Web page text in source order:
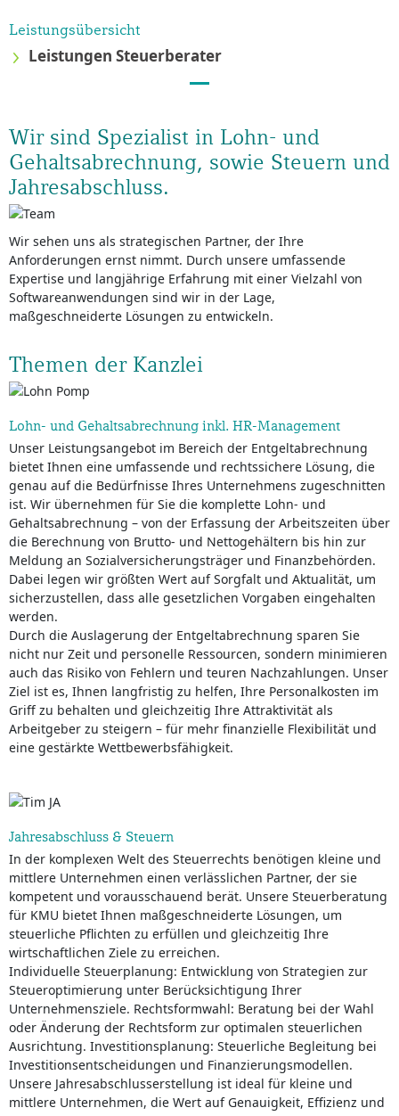
Leistungsübersicht
Leistungen Steuerberater
Wir sind Spezialist in Lohn- und
Gehaltsabrechnung, sowie Steuern und
Jahresabschluss.
Wir sehen uns als strategischen Partner, der Ihre
Anforderungen ernst nimmt. Durch unsere umfassende
Expertise und langjährige Erfahrung mit einer Vielzahl von
Softwareanwendungen sind wir in der Lage,
maßgeschneiderte Lösungen zu entwickeln.
Themen der Kanzlei
Lohn- und Gehaltsabrechnung inkl. HR-Management
Unser Leistungsangebot im Bereich der Entgeltabrechnung
bietet Ihnen eine umfassende und rechtssichere Lösung, die
genau auf die Bedürfnisse Ihres Unternehmens zugeschnitten
ist. Wir übernehmen für Sie die komplette Lohn- und
Gehaltsabrechnung – von der Erfassung der Arbeitszeiten über
die Berechnung von Brutto- und Nettogehältern bis hin zur
Meldung an Sozialversicherungsträger und Finanzbehörden.
Dabei legen wir größten Wert auf Sorgfalt und Aktualität, um
sicherzustellen, dass alle gesetzlichen Vorgaben eingehalten
werden.
Durch die Auslagerung der Entgeltabrechnung sparen Sie
nicht nur Zeit und personelle Ressourcen, sondern minimieren
auch das Risiko von Fehlern und teuren Nachzahlungen. Unser
Ziel ist es, Ihnen langfristig zu helfen, Ihre Personalkosten im
Griff zu behalten und gleichzeitig Ihre Attraktivität als
Arbeitgeber zu steigern – für mehr finanzielle Flexibilität und
eine gestärkte Wettbewerbsfähigkeit.
Jahresabschluss & Steuern
In der komplexen Welt des Steuerrechts benötigen kleine und
mittlere Unternehmen einen verlässlichen Partner, der sie
kompetent und vorausschauend berät. Unsere Steuerberatung
für KMU bietet Ihnen maßgeschneiderte Lösungen, um
steuerliche Pflichten zu erfüllen und gleichzeitig Ihre
wirtschaftlichen Ziele zu erreichen.
Individuelle Steuerplanung: Entwicklung von Strategien zur
Steueroptimierung unter Berücksichtigung Ihrer
Unternehmensziele. Rechtsformwahl: Beratung bei der Wahl
oder Änderung der Rechtsform zur optimalen steuerlichen
Ausrichtung. Investitionsplanung: Steuerliche Begleitung bei
Investitionsentscheidungen und Finanzierungsmodellen.
Unsere Jahresabschlusserstellung ist ideal für kleine und
mittlere Unternehmen, die Wert auf Genauigkeit, Effizienz und